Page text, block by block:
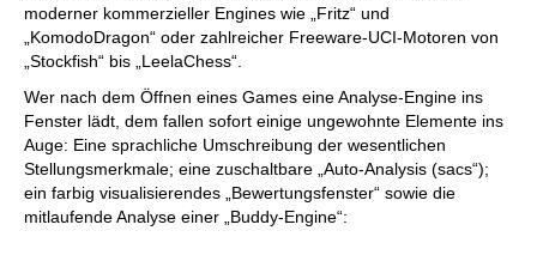
moderner kommerzieller Engines wie „Fritz“ und
„KomodoDragon“ oder zahlreicher Freeware-UCI-Motoren von
„Stockfish“ bis „LeelaChess“.
Wer nach dem Öffnen eines Games eine Analyse-Engine ins
Fenster lädt, dem fallen sofort einige ungewohnte Elemente ins
Auge: Eine sprachliche Umschreibung der wesentlichen
Stellungsmerkmale; eine zuschaltbare „Auto-Analysis (sacs“);
ein farbig visualisierendes „Bewertungsfenster“ sowie die
mitlaufende Analyse einer „Buddy-Engine“: